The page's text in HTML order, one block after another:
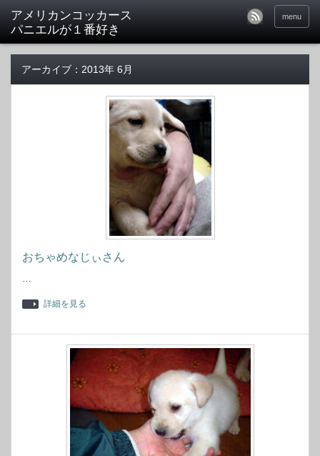
アメリカンコッカース
パニエルが１番好き
menu
アーカイブ：2013年 6月
おちゃめなじぃさん
詳細を見る